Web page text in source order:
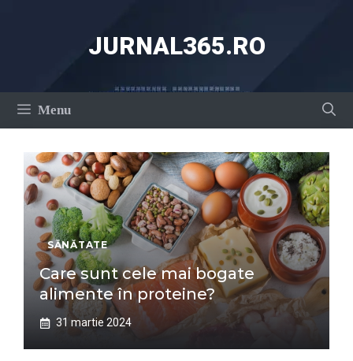
JURNAL365.RO
Menu
SĂNĂTATE
Care sunt cele mai bogate
alimente în proteine?
31 martie 2024